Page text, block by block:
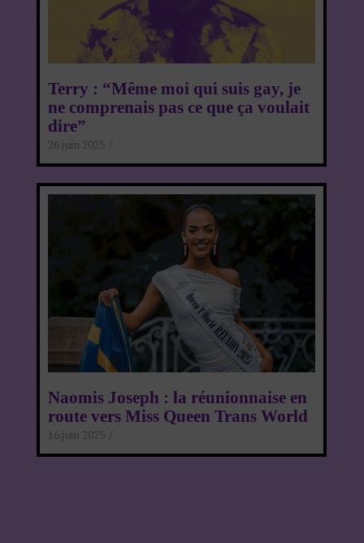
Terry : “Même moi qui suis gay, je
ne comprenais pas ce que ça voulait
dire”
26 juin 2025 /
Naomis Joseph : la réunionnaise en
route vers Miss Queen Trans World
16 juin 2025 /